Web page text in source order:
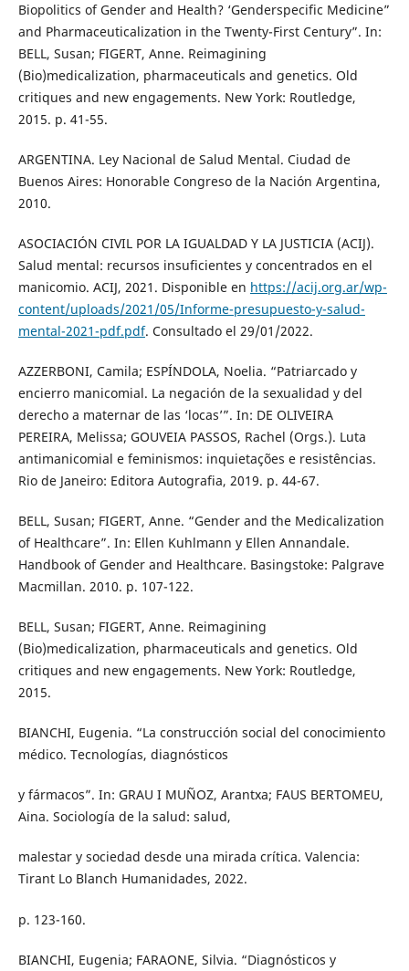
Biopolitics of Gender and Health? ‘Genderspecific Medicine”
and Pharmaceuticalization in the Twenty-First Century”. In:
BELL, Susan; FIGERT, Anne. Reimagining
(Bio)medicalization, pharmaceuticals and genetics. Old
critiques and new engagements. New York: Routledge,
2015. p. 41-55.
ARGENTINA. Ley Nacional de Salud Mental. Ciudad de
Buenos Aires: Honorable Congreso de la Nación Argentina,
2010.
ASOCIACIÓN CIVIL POR LA IGUALDAD Y LA JUSTICIA (ACIJ).
Salud mental: recursos insuficientes y concentrados en el
manicomio. ACIJ, 2021. Disponible en https://acij.org.ar/wp-
content/uploads/2021/05/Informe-presupuesto-y-salud-
mental-2021-pdf.pdf. Consultado el 29/01/2022.
AZZERBONI, Camila; ESPÍNDOLA, Noelia. “Patriarcado y
encierro manicomial. La negación de la sexualidad y del
derecho a maternar de las ‘locas’”. In: DE OLIVEIRA
PEREIRA, Melissa; GOUVEIA PASSOS, Rachel (Orgs.). Luta
antimanicomial e feminismos: inquietações e resistências.
Rio de Janeiro: Editora Autografia, 2019. p. 44-67.
BELL, Susan; FIGERT, Anne. “Gender and the Medicalization
of Healthcare”. In: Ellen Kuhlmann y Ellen Annandale.
Handbook of Gender and Healthcare. Basingstoke: Palgrave
Macmillan. 2010. p. 107-122.
BELL, Susan; FIGERT, Anne. Reimagining
(Bio)medicalization, pharmaceuticals and genetics. Old
critiques and new engagements. New York: Routledge,
2015.
BIANCHI, Eugenia. “La construcción social del conocimiento
médico. Tecnologías, diagnósticos
y fármacos”. In: GRAU I MUÑOZ, Arantxa; FAUS BERTOMEU,
Aina. Sociología de la salud: salud,
malestar y sociedad desde una mirada crítica. Valencia:
Tirant Lo Blanch Humanidades, 2022.
p. 123-160.
BIANCHI, Eugenia; FARAONE, Silvia. “Diagnósticos y